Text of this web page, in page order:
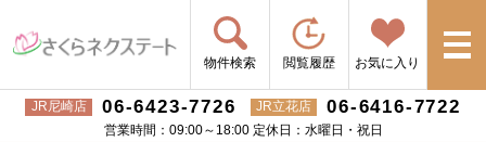
物件検索 閲覧履歴 お気に入り
JR尼崎店 06-6423-7726 JR立花店 06-6416-7722
営業時間：09:00～18:00 定休日：水曜日・祝日